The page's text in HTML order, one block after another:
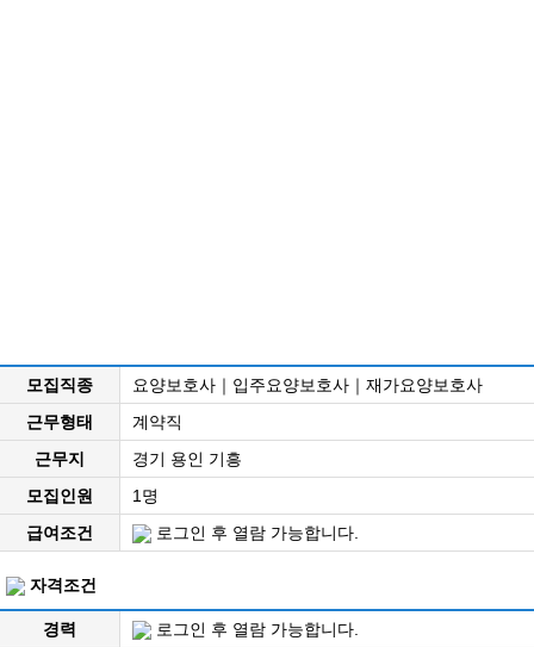
모집직종
요양보호사｜입주요양보호사｜재가요양보호사
근무형태
계약직
근무지
경기 용인 기흥
모집인원
1명
급여조건
로그인 후 열람 가능합니다.
자격조건
경력
로그인 후 열람 가능합니다.